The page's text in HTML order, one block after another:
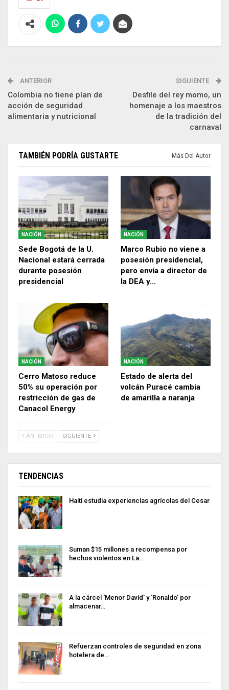
ANTERIOR
Colombia no tiene plan de
acción de seguridad
alimentaria y nutricional
SIGUIENTE
Desfile del rey momo, un
homenaje a los maestros
de la tradición del
carnaval
TAMBIÉN PODRÍA GUSTARTE Más Del Autor
NACIÓN
Sede Bogotá de la U.
Nacional estará cerrada
durante posesión
presidencial
NACIÓN
Marco Rubio no viene a
posesión presidencial,
pero envía a director de
la DEA y…
NACIÓN
Cerro Matoso reduce
50% su operación por
restricción de gas de
Canacol Energy
NACIÓN
Estado de alerta del
volcán Puracé cambia
de amarilla a naranja
ANTERIOR SIGUIENTE
TENDENCIAS
Haití estudia experiencias agrícolas del Cesar
Suman $15 millones a recompensa por
hechos violentos en La…
A la cárcel ‘Menor David’ y ‘Ronaldo’ por
almacenar…
Refuerzan controles de seguridad en zona
hotelera de…